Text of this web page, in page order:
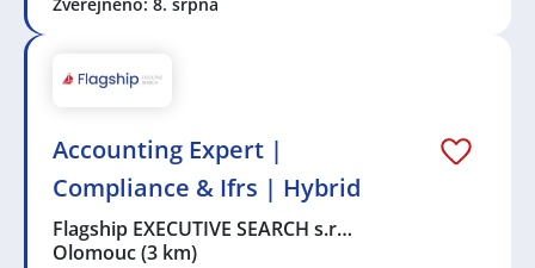
Zveřejněno: 8. srpna
Accounting Expert |
Compliance & Ifrs | Hybrid
Flagship EXECUTIVE SEARCH s.r…
Olomouc(3 km)